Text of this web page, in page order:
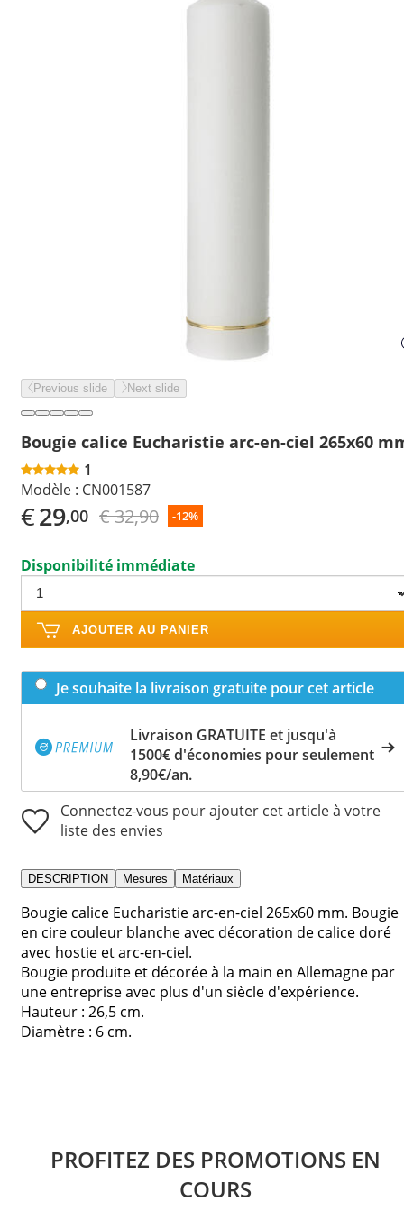
Previous slide Next slide
Bougie calice Eucharistie arc-en-ciel 265x60
1
Modèle : CN001587
€29,00 € 32,90 -12%
Disponibilité immédiate
AJOUTER AU PANIER
Je souhaite la livraison gratuite pour cet article
Livraison GRATUITE et jusqu'à
1500€ d'économies pour seulement
8,90€/an.
Connectez-vous pour ajouter cet article à votre
liste des envies
DESCRIPTION Mesures Matériaux
Bougie calice Eucharistie arc-en-ciel 265x60 mm. Bougie
en cire couleur blanche avec décoration de calice doré
avec hostie et arc-en-ciel.
Bougie produite et décorée à la main en Allemagne par
une entreprise avec plus d'un siècle d'expérience.
Hauteur : 26,5 cm.
Diamètre : 6 cm.
PROFITEZ DES PROMOTIONS EN
COURS